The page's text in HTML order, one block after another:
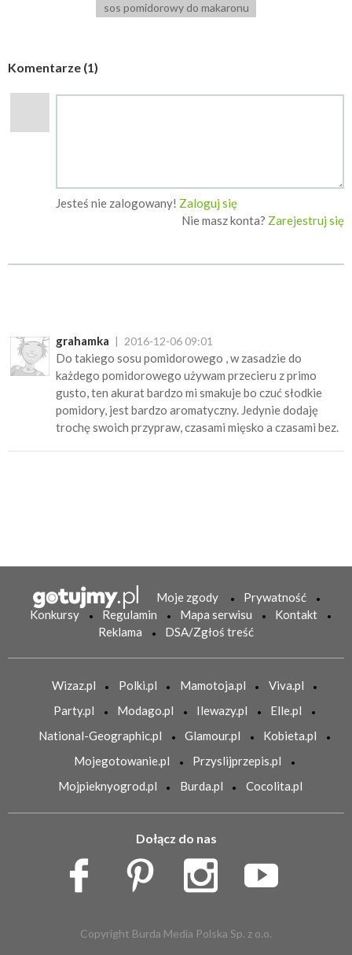
sos pomidorowy do makaronu
Komentarze (1)
Jesteś nie zalogowany! Zaloguj się
Nie masz konta? Zarejestruj się
grahamka 2016-12-06 09:01
Do takiego sosu pomidorowego , w zasadzie do
każdego pomidorowego używam przecieru z primo
gusto, ten akurat bardzo mi smakuje bo czuć słodkie
pomidory, jest bardzo aromatyczny. Jedynie dodaję
trochę swoich przypraw, czasami mięsko a czasami bez.
Moje zgody
Prywatność
Konkursy
Regulamin Mapa serwisu
Kontakt
Reklama
DSA/Zgłoś treść
Wizaz.pl Polki.pl Mamotoja.pl
Viva.pl
Party.pl
Modago.pl Ilewazy.pl
Elle.pl
National-Geographic.pl
Glamour.pl
Kobieta.pl
Mojegotowanie.pl
Przyslijprzepis.pl
Mojpieknyogrod.pl
Burda.pl Cocolita.pl
Dołącz do nas
Copyright Burda Media Polska Sp. z o.o.